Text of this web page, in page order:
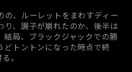
の、ルーレットをまわすディー
り、調子が崩れたのか、後半は
結局、ブラックジャックでの勝
どトントンになった時点で終
。